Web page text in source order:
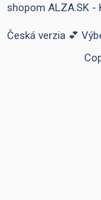
shopom ALZA.SK -
Česká verzia 💕